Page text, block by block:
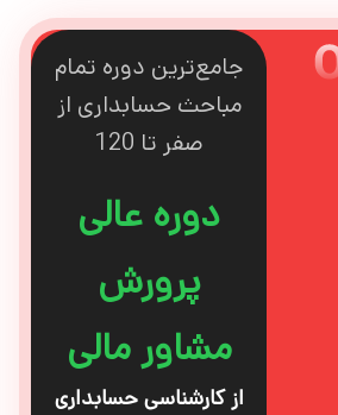
جامع‌ترین دوره تمام
مباحث حسابداری از
صفر تا 120
دوره عالی
پرورش
مشاور مالی
از کارشناسی حسابداری